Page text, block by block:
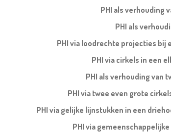
PHI als verhouding
PHI als
PHI via loodrechte projecties bij
PHI via cirkels in een
PHI als verhouding van
PHI via twee even grote
PHI via gelijke lijnstukken in een
PHI via